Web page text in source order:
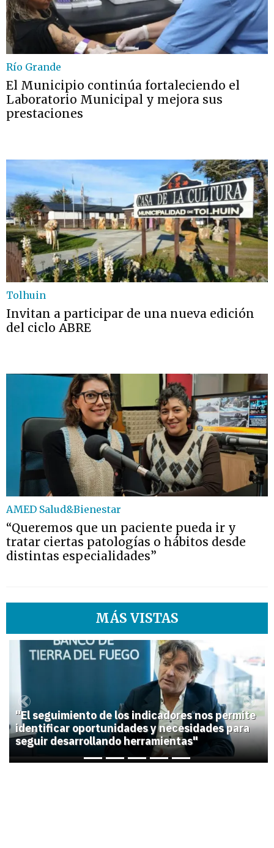
Río Grande
El Municipio continúa fortaleciendo el
Laboratorio Municipal y mejora sus
prestaciones
Tolhuin
Invitan a participar de una nueva edición
del ciclo ABRE
AMED Salud&Bienestar
“Queremos que un paciente pueda ir y
tratar ciertas patologías o hábitos desde
distintas especialidades”
MÁS VISTAS
1
"El seguimiento de los indicadores nos permite
identificar oportunidades y necesidades para
seguir desarrollando herramientas"
Previous Next